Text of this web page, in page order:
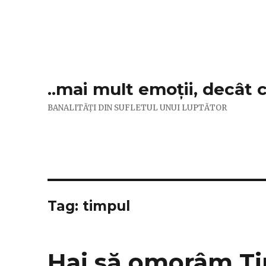
..mai mult emoții, decât
BANALITĂȚI DIN SUFLETUL UNUI LUPTĂTOR
Tag: timpul